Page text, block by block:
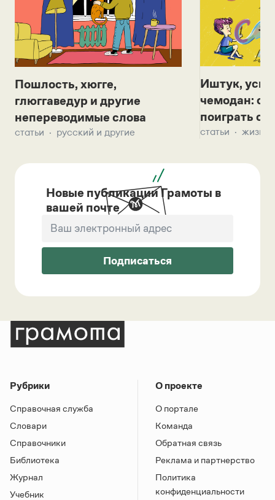
Пошлость, хюгге,
глюггаведур и другие
непереводимые слова
статьи русский и другие
Иштук,
чемодан:
поиграть с
статьи жизнь
Новые публикации Грамоты в
вашей почте
Подписаться
Рубрики
Справочная служба
Словари
Справочники
Библиотека
Журнал
Учебник
О проекте
О портале
Команда
Обратная связь
Реклама и партнерство
Политика
конфиденциальности